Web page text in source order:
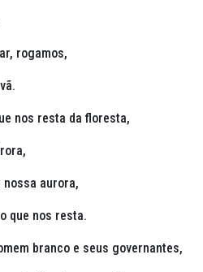
rogamos,
nos resta da floresta,
nossa aurora,
que nos resta.
branco e seus governantes,